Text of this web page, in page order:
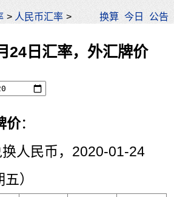
> 人民币汇率 > 换算 今日 公告
24日汇率，外汇牌价
价：
民币，2020-01-24
）